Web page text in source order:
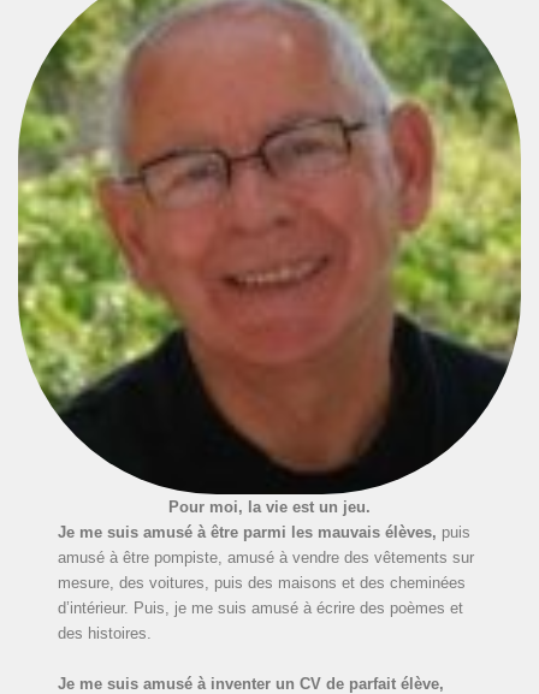
Pour moi, la vie est un jeu.
Je me suis amusé à être parmi les mauvais élèves, puis
amusé à être pompiste, amusé à vendre des vêtements sur
mesure, des voitures, puis des maisons et des cheminées
d’intérieur. Puis, je me suis amusé à écrire des poèmes et
des histoires.
Je me suis amusé à inventer un CV de parfait élève,